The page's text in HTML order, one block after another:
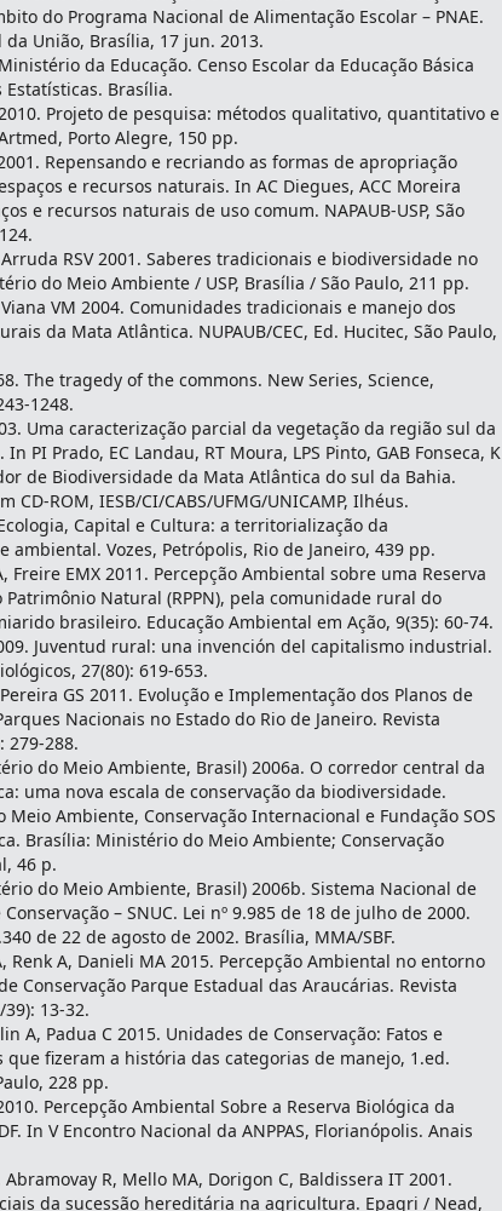
do Programa Nacional de Alimentação Escolar – PNAE.
da União, Brasília, 17 jun. 2013.
da Educação. Censo Escolar da Educação Básica
Estatísticas. Brasília.
Projeto de pesquisa: métodos qualitativo, quantitativo e
Porto Alegre, 150 pp.
Repensando e recriando as formas de apropriação
e recursos naturais. In AC Diegues, ACC Moreira
e recursos naturais de uso comum. NAPAUB-USP, São
RSV 2001. Saberes tradicionais e biodiversidade no
do Meio Ambiente / USP, Brasília / São Paulo, 211 pp.
VM 2004. Comunidades tradicionais e manejo dos
da Mata Atlântica. NUPAUB/CEC, Ed. Hucitec, São Paulo,
The tragedy of the commons. New Series, Science,
1248.
Uma caracterização parcial da vegetação da região sul da
In PI Prado, EC Landau, RT Moura, LPS Pinto, GAB Fonseca, K
de Biodiversidade da Mata Atlântica do sul da Bahia.
CD-ROM, IESB/CI/CABS/UFMG/UNICAMP, Ilhéus.
Capital e Cultura: a territorialização da
ambiental. Vozes, Petrópolis, Rio de Janeiro, 439 pp.
Freire EMX 2011. Percepção Ambiental sobre uma Reserva
Patrimônio Natural (RPPN), pela comunidade rural do
brasileiro. Educação Ambiental em Ação, 9(35): 60-74.
Juventud rural: una invención del capitalismo industrial.
27(80): 619-653.
GS 2011. Evolução e Implementação dos Planos de
Nacionais no Estado do Rio de Janeiro. Revista
279-288.
do Meio Ambiente, Brasil) 2006a. O corredor central da
uma nova escala de conservação da biodiversidade.
Meio Ambiente, Conservação Internacional e Fundação SOS
Brasília: Ministério do Meio Ambiente; Conservação
46 p.
do Meio Ambiente, Brasil) 2006b. Sistema Nacional de
– SNUC. Lei nº 9.985 de 18 de julho de 2000.
de 22 de agosto de 2002. Brasília, MMA/SBF.
Renk A, Danieli MA 2015. Percepção Ambiental no entorno
Conservação Parque Estadual das Araucárias. Revista
13-32.
A, Padua C 2015. Unidades de Conservação: Fatos e
que fizeram a história das categorias de manejo, 1.ed.
228 pp.
Percepção Ambiental Sobre a Reserva Biológica da
In V Encontro Nacional da ANPPAS, Florianópolis. Anais
Abramovay R, Mello MA, Dorigon C, Baldissera IT 2001.
da sucessão hereditária na agricultura. Epagri / Nead,